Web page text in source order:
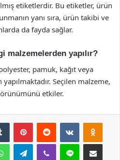
etiketlerdir. Bu etiketler, ürün
yanı sıra, ürün takibi ve
da fayda sağlar.
malzemelerden yapılır?
pamuk, kağıt veya
Seçilen malzeme,
etkiler.
Tumblr PinterestReddit VKontakte
WhatsAppTelegramViber Line E-Posta ile